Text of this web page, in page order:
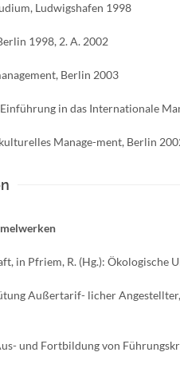
Ludwigshafen 1998
1998, 2. A. 2002
Berlin 2003
Einführung in das Internationale
Manage-ment, Berlin
in Pfriem, R. (Hg.): Ökologische
Außertarif- licher
und Fortbildung von